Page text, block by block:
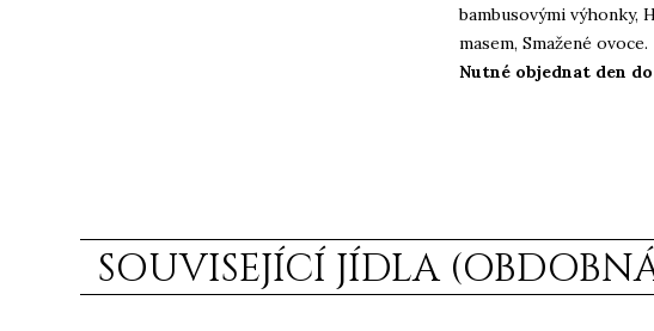
bambusovými výhonky,
masem, Smažené ovoce.
Nutné objednat den
SOUVISEJÍCÍ JÍDLA